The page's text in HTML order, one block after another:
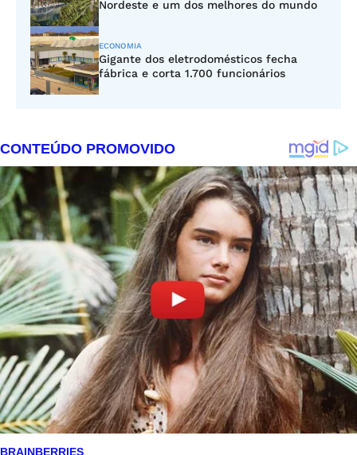
Nordeste e um dos melhores do mundo
ECONOMIA
Gigante dos eletrodomésticos fecha
fábrica e corta 1.700 funcionários